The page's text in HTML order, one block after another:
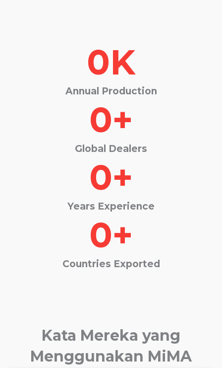
Annual Production
0K
Global Dealers
0+
Years Experience
0+
Countries Exported
0+
Kata Mereka yang
Menggunakan MiMA